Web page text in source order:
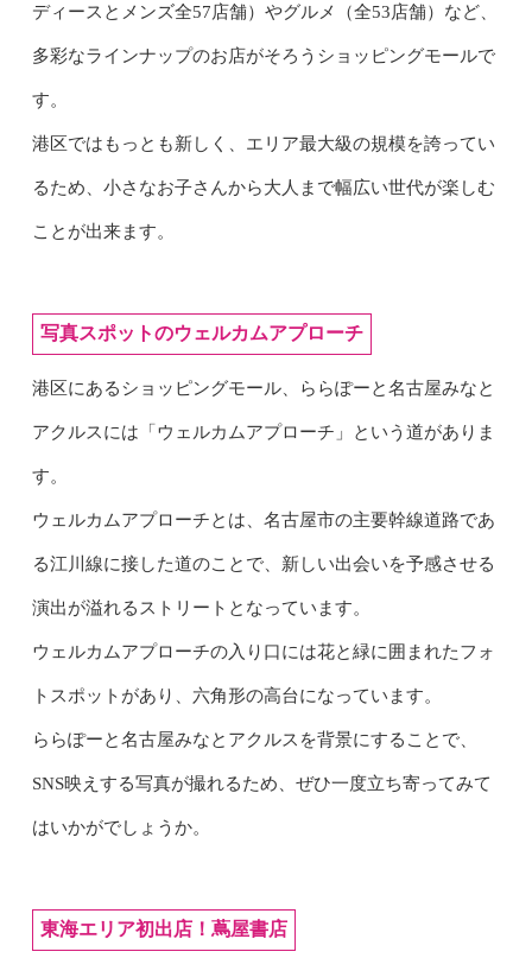
ディースとメンズ全57店舗）やグルメ（全53店舗）など、
多彩なラインナップのお店がそろうショッピングモールで
す。
港区ではもっとも新しく、エリア最大級の規模を誇ってい
るため、小さなお子さんから大人まで幅広い世代が楽しむ
ことが出来ます。
写真スポットのウェルカムアプローチ
港区にあるショッピングモール、ららぽーと名古屋みなと
アクルスには「ウェルカムアプローチ」という道がありま
す。
ウェルカムアプローチとは、名古屋市の主要幹線道路であ
る江川線に接した道のことで、新しい出会いを予感させる
演出が溢れるストリートとなっています。
ウェルカムアプローチの入り口には花と緑に囲まれたフォ
トスポットがあり、六角形の高台になっています。
ららぽーと名古屋みなとアクルスを背景にすることで、
SNS映えする写真が撮れるため、ぜひ一度立ち寄ってみて
はいかがでしょうか。
東海エリア初出店！蔦屋書店